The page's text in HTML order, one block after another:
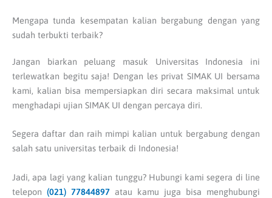
Mengapa tunda kesempatan kalian bergabung dengan yang
sudah terbukti terbaik?
Jangan biarkan peluang masuk Universitas Indonesia ini
terlewatkan begitu saja! Dengan les privat SIMAK UI bersama
kami, kalian bisa mempersiapkan diri secara maksimal untuk
menghadapi ujian SIMAK UI dengan percaya diri.
Segera daftar dan raih mimpi kalian untuk bergabung dengan
salah satu universitas terbaik di Indonesia!
Jadi, apa lagi yang kalian tunggu? Hubungi kami segera di line
telepon (021) 77844897 atau kamu juga bisa menghubungi